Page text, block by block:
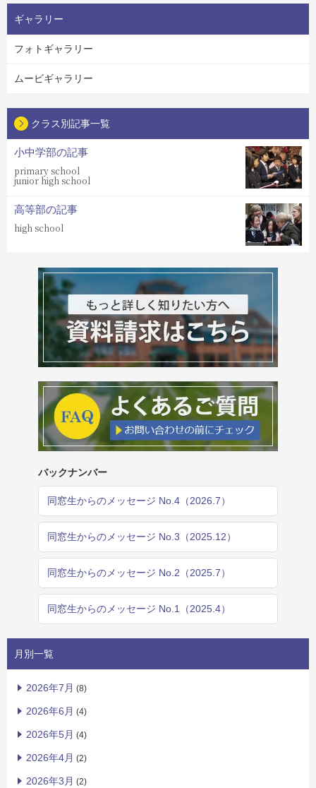
ギャラリー
フォトギャラリー
ムービギャラリー
クラス別記事一覧
小中学部の記事
primary school
junior high school
高等部の記事
high school
バックナンバー
同窓生からのメッセージ No.4（2026.7）
同窓生からのメッセージ No.3（2025.12）
同窓生からのメッセージ No.2（2025.7）
同窓生からのメッセージ No.1（2025.4）
月別一覧
2026年7月 (8)
2026年6月 (4)
2026年5月 (4)
2026年4月 (2)
2026年3月 (2)